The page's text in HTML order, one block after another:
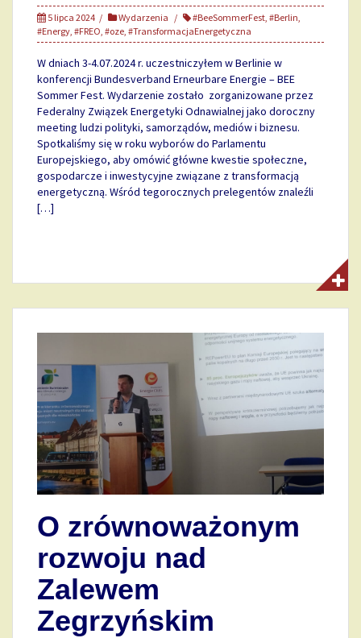
5 lipca 2024 Wydarzenia #BeeSommerFest, #Berlin,
#Energy, #FREO, #oze, #TransformacjaEnergetyczna
W dniach 3-4.07.2024 r. uczestniczyłem w Berlinie w
konferencji Bundesverband Erneurbare Energie – BEE
Sommer Fest. Wydarzenie zostało zorganizowane przez
Federalny Związek Energetyki Odnawialnej jako doroczny
meeting ludzi polityki, samorządów, mediów i biznesu.
Spotkaliśmy się w roku wyborów do Parlamentu
Europejskiego, aby omówić główne kwestie społeczne,
gospodarcze i inwestycyjne związane z transformacją
energetyczną. Wśród tegorocznych prelegentów znaleźli
[…]
O zrównoważonym
rozwoju nad
Zalewem
Zegrzyńskim